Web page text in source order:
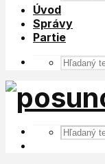
Úvod
Správy
Partie